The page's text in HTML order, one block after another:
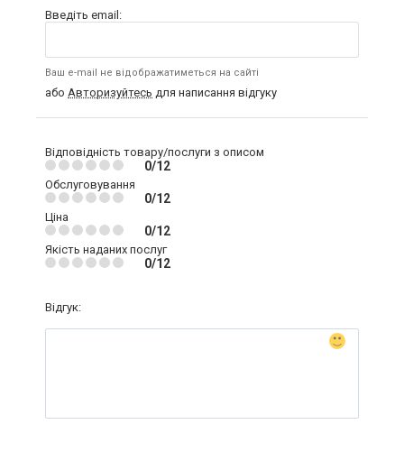
Введіть email:
Ваш e-mail не відображатиметься на сайті
або Авторизуйтесь для написання відгуку
Відповідність товару/послуги з описом
0/12
Обслуговування
0/12
Ціна
0/12
Якість наданих послуг
0/12
Відгук: